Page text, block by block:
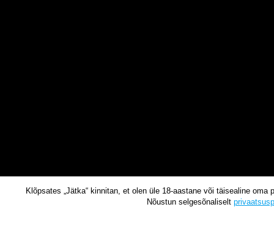
Klõpsates „Jätka“ kinnitan, et olen üle 18-aastane või täisealine oma
Nõustun selgesõnaliselt